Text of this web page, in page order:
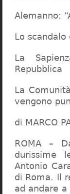
Alemanno:
Lo
La
Repubblica
La
vengono
di MARCO
ROMA –
durissime
Antonio
di Roma. Il
ad andare